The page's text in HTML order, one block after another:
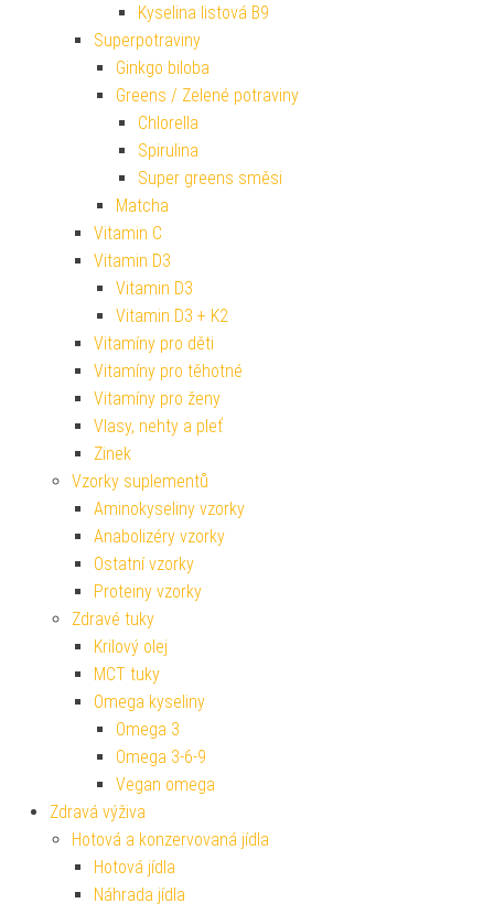
Kyselina listová B9
Superpotraviny
Ginkgo biloba
Greens / Zelené potraviny
Chlorella
Spirulina
Super greens směsi
Matcha
Vitamin C
Vitamin D3
Vitamin D3
Vitamin D3 + K2
Vitamíny pro děti
Vitamíny pro těhotné
Vitamíny pro ženy
Vlasy, nehty a pleť
Zinek
Vzorky suplementů
Aminokyseliny vzorky
Anabolizéry vzorky
Ostatní vzorky
Proteiny vzorky
Zdravé tuky
Krilový olej
MCT tuky
Omega kyseliny
Omega 3
Omega 3-6-9
Vegan omega
Zdravá výživa
Hotová a konzervovaná jídla
Hotová jídla
Náhrada jídla